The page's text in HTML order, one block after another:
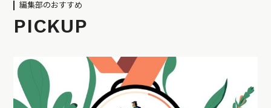
編集部のおすすめ
PICKUP